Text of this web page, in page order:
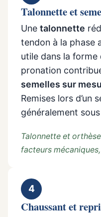
Talonnette et
Une talonnette
tendon à la phase
utile dans la forme
pronation
semelles sur
Remises lors d’un
généralement
Talonnette et
facteurs
4
Chaussant et